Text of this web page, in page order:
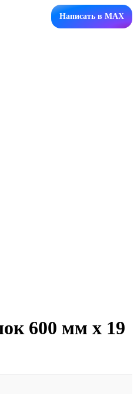
Написать в MAX
600 мм х 19